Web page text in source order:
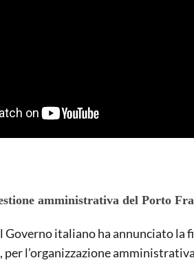
amministrativa del Porto
Governo italiano ha annunciato la
per l’organizzazione